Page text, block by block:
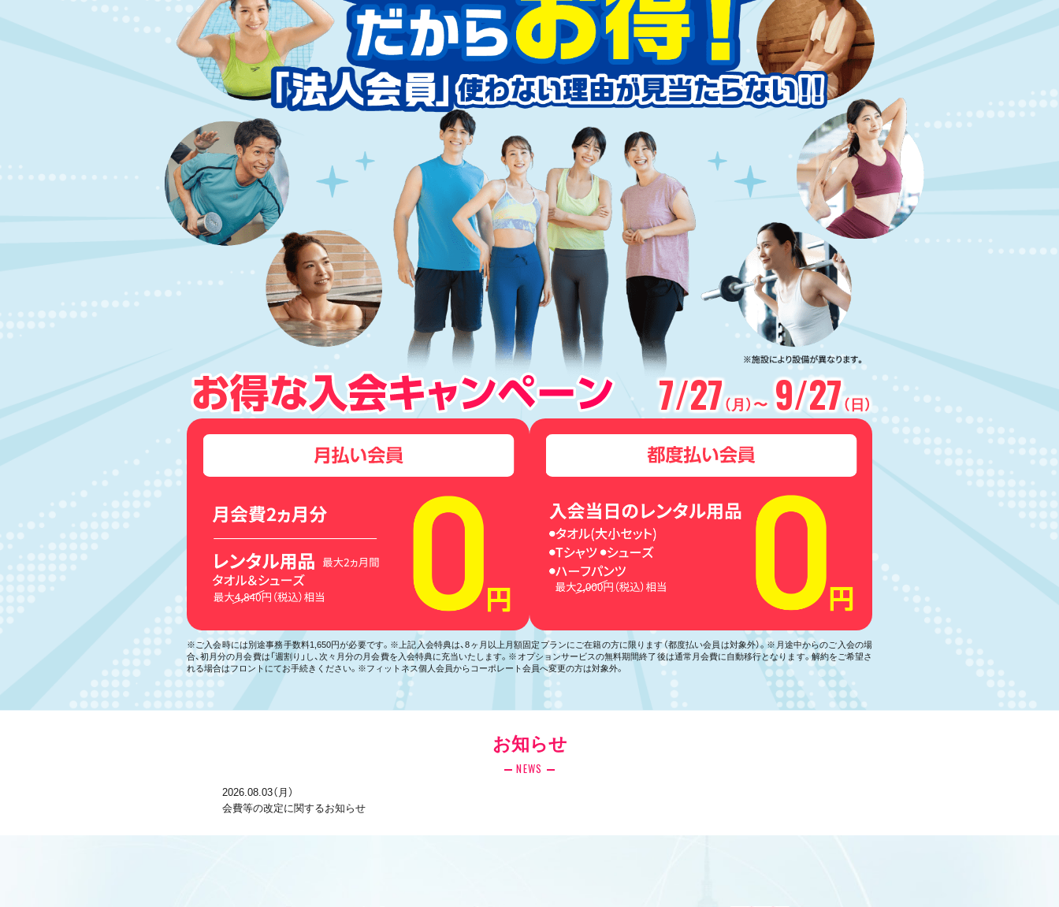
7/27（月）〜 9/27（日）
※ご入会時には別途事務手数料1,650円が必要です。※上記入会特典は、8ヶ月以上月額固定プランにご在籍の方に限ります（都度払い会員は対象外）。※月途中からのご入会の場
合、初月分の月会費は「週割り」し、次々月分の月会費を入会特典に充当いたします。※オプションサービスの無料期間終了後は通常月会費に自動移行となります。解約をご希望さ
れる場合はフロントにてお手続きください。※フィットネス個人会員からコーポレート会員へ変更の方は対象外。
お知らせ
NEWS
2026.08.03（月）
会費等の改定に関するお知らせ